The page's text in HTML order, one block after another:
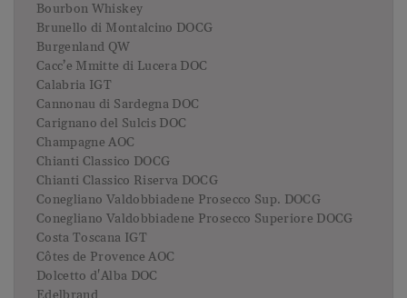
Bourbon Whiskey
Brunello di Montalcino DOCG
Burgenland QW
Cacc’e Mmitte di Lucera DOC
Calabria IGT
Cannonau di Sardegna DOC
Carignano del Sulcis DOC
Champagne AOC
Chianti Classico DOCG
Chianti Classico Riserva DOCG
Conegliano Valdobbiadene Prosecco Sup. DOCG
Conegliano Valdobbiadene Prosecco Superiore DOCG
Costa Toscana IGT
Côtes de Provence AOC
Dolcetto d'Alba DOC